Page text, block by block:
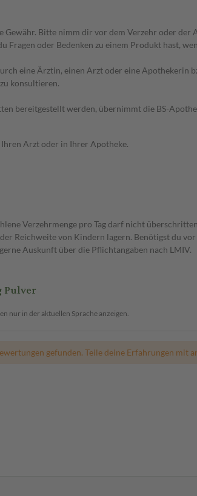
Bitte nimm dir vor dem Verzehr oder
oder Bedenken zu einem Produkt hast,
eine Ärztin, einen Arzt oder eine Apothekerin
konsultieren.
bereitgestellt werden, übernimmt die BS-
Ihren Arzt oder in Ihrer Apotheke.
Verzehrmenge pro Tag darf nicht
Reichweite von Kindern lagern. Benötigst du
Auskunft über die Pflichtangaben nach LMIV.
Pulver
nur in der aktuellen Sprache anzeigen.
gefunden. Teile deine Erfahrungen mit